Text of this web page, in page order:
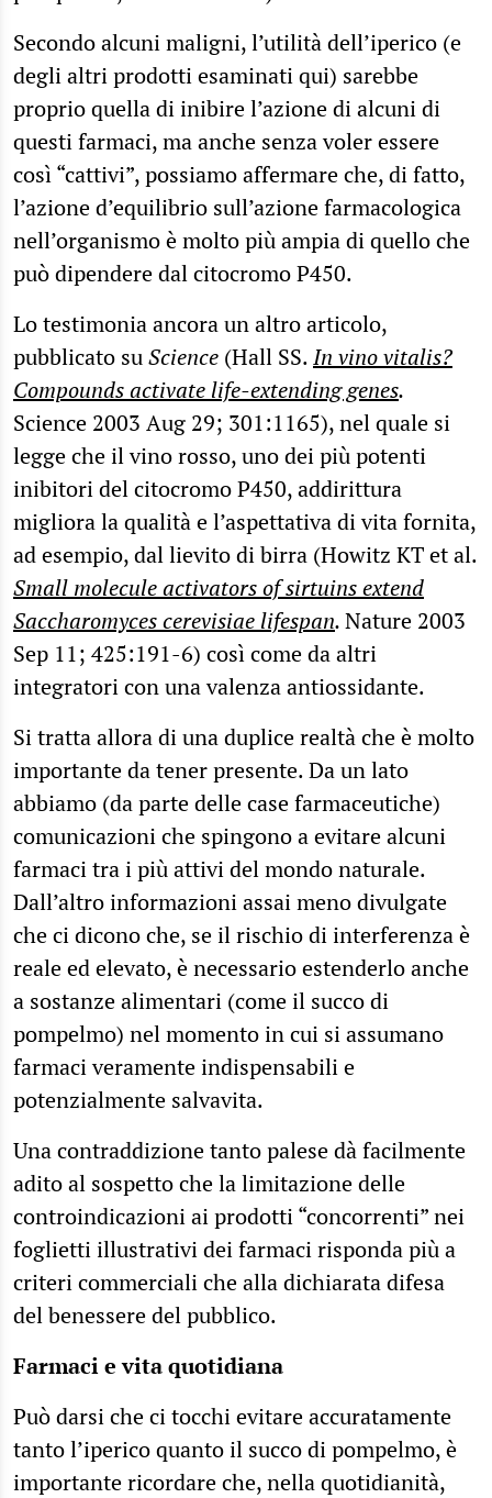
Secondo alcuni maligni, l’utilità dell’iperico (e
degli altri prodotti esaminati qui) sarebbe
proprio quella di inibire l’azione di alcuni di
questi farmaci, ma anche senza voler essere
così “cattivi”, possiamo affermare che, di fatto,
l’azione d’equilibrio sull’azione farmacologica
nell’organismo è molto più ampia di quello che
può dipendere dal citocromo P450.
Lo testimonia ancora un altro articolo,
pubblicato suScience (Hall SS.In vino vitalis?
Compounds activate life-extending genes.
Science 2003 Aug 29; 301:1165), nel quale si
legge che il vino rosso, uno dei più potenti
inibitori del citocromo P450, addirittura
migliora la qualità e l’aspettativa di vita fornita,
ad esempio, dal lievito di birra (Howitz KT et al.
Small molecule activators of sirtuins extend
Saccharomyces cerevisiae lifespan.Nature 2003
Sep 11; 425:191-6) così come da altri
integratori con una valenza antiossidante.
Si tratta allora di una duplice realtà che è molto
importante da tener presente. Da un lato
abbiamo (da parte delle case farmaceutiche)
comunicazioni che spingono a evitare alcuni
farmaci tra i più attivi del mondo naturale.
Dall’altro informazioni assai meno divulgate
che ci dicono che, se il rischio di interferenza è
reale ed elevato, è necessario estenderlo anche
a sostanze alimentari (come il succo di
pompelmo) nel momento in cui si assumano
farmaci veramente indispensabili e
potenzialmente salvavita.
Una contraddizione tanto palese dà facilmente
adito al sospetto che la limitazione delle
controindicazioni ai prodotti “concorrenti” nei
foglietti illustrativi dei farmaci risponda più a
criteri commerciali che alla dichiarata difesa
del benessere del pubblico.
Farmaci e vita quotidiana
Può darsi che ci tocchi evitare accuratamente
tanto l’iperico quanto il succo di pompelmo, è
importante ricordare che, nella quotidianità,